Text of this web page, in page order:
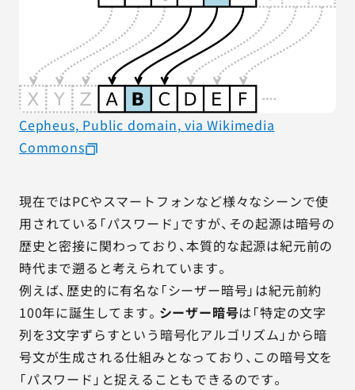
Cepheus, Public domain, via Wikimedia
Commons
現在ではPCやスマートフォンなど様々なシーンで使
用されている「パスワード」ですが、その起源は暗号の
歴史と密接に関わっており、本質的な起源は紀元前の
時代まで遡ると考えられています。
例えば、歴史的に有名な「シーザー暗号」は紀元前約
100年に誕生してます。 シーザー暗号は「特定の文字
列を3文字ずらすという暗号化アルゴリズム」から暗
号文が生成される仕組みとなっており、この暗号文を
「パスワード」と捉えることもできるのです。